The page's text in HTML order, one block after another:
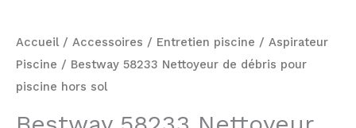
Accueil / Accessoires / Entretien piscine / Aspirateur
Piscine / Bestway 58233 Nettoyeur de débris pour
piscine hors sol